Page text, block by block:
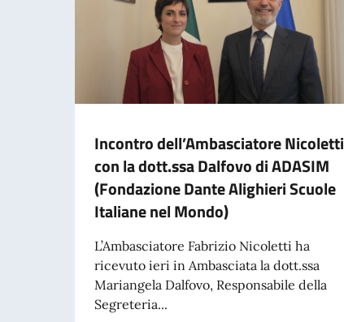
Incontro dell’Ambasciatore Nicoletti
con la dott.ssa Dalfovo di ADASIM
(Fondazione Dante Alighieri Scuole
Italiane nel Mondo)
L’Ambasciatore Fabrizio Nicoletti ha
ricevuto ieri in Ambasciata la dott.ssa
Mariangela Dalfovo, Responsabile della
Segreteria...